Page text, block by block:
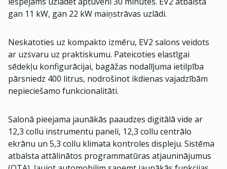
gan 11 kW, gan 22 kW maiņstrāvas uzlādi.
Neskatoties uz kompakto izmēru, EV2 salons veidots
ar uzsvaru uz praktiskumu. Pateicoties elastīgai
sēdekļu konfigurācijai, bagāžas nodalījuma ietilpība
pārsniedz 400 litrus, nodrošinot ikdienas vajadzībām
nepieciešamo funkcionalitāti.
Salonā pieejama jaunākās paaudzes digitālā vide ar
12,3 collu instrumentu paneli, 12,3 collu centrālo
ekrānu un 5,3 collu klimata kontroles displeju. Sistēma
atbalsta attālinātos programmatūras atjauninājumus